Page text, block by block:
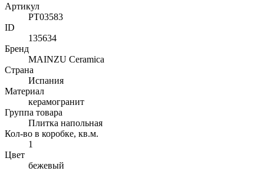
Артикул
PT03583
ID
135634
Бренд
MAINZU Ceramica
Страна
Испания
Материал
керамогранит
Группа товара
Плитка напольная
Кол-во в коробке, кв.м.
1
Цвет
бежевый